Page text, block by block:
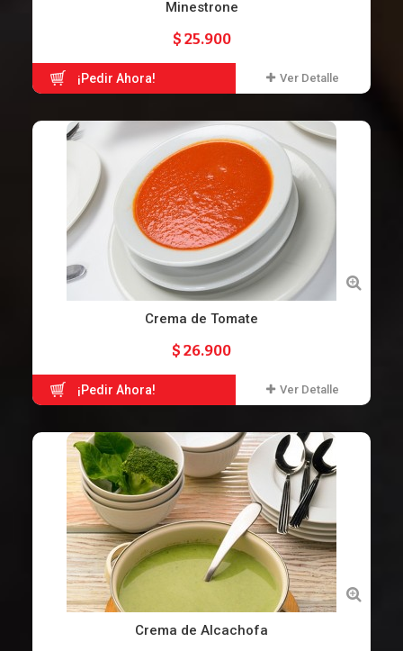
Minestrone
$ 25.900
¡Pedir Ahora! Ver Detalle
Crema de Tomate
$ 26.900
¡Pedir Ahora! Ver Detalle
Crema de Alcachofa